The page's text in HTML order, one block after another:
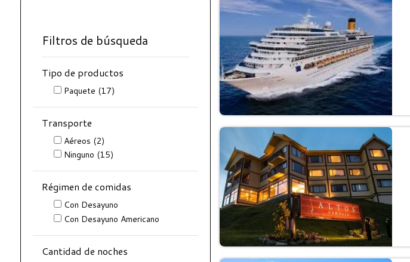
Filtros de búsqueda
Tipo de productos
Paquete (17)
Transporte
Aéreos (2)
Ninguno (15)
Régimen de comidas
Con Desayuno
Con Desayuno Americano
Cantidad de noches